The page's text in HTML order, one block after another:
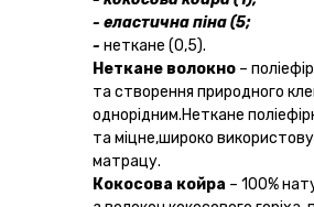
- еластична піна (5;
- неткане (0,5).
Неткане волокно –
та створення природного
однорідним.Неткане
та міцне,широко
матрацу.
Кокосова койра – 100%